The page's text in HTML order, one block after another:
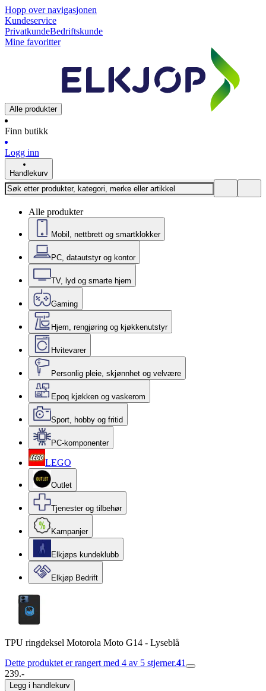
Hopp over navigasjonen
Kundeservice
PrivatkundeBedriftskunde
Mine favoritter
Alle produkter
Finn butikk
Logg inn
Handlekurv
Alle produkter
Mobil, nettbrett og smartklokker
PC, datautstyr og kontor
TV, lyd og smarte hjem
Gaming
Hjem, rengjøring og kjøkkenutstyr
Hvitevarer
Personlig pleie, skjønnhet og velvære
Epoq kjøkken og vaskerom
Sport, hobby og fritid
PC-komponenter
LEGO
Outlet
Tjenester og tilbehør
Kampanjer
Elkjøps kundeklubb
Elkjøp Bedrift
TPU ringdeksel Motorola Moto G14 - Lyseblå
Dette produktet er rangert med 4 av 5 stjerner.41
239.-
Legg i handlekurv